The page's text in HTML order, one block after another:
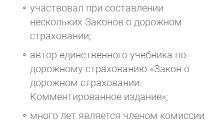
участвовал при составлении
нескольких Законов о дорожном
страховании;
автор единственного учебника по
дорожному страхованию «Закон о
дорожном страховании.
Комментированное издание»;
много лет является членом комиссии